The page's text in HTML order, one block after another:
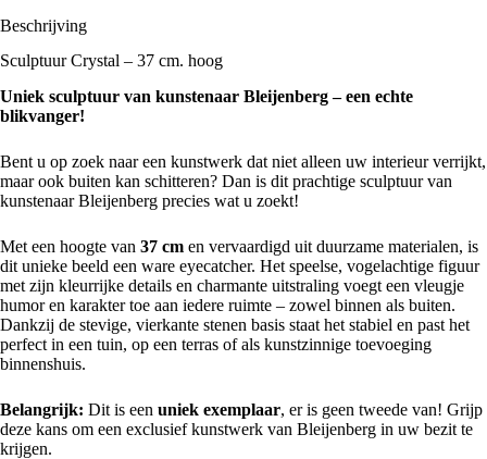
Beschrijving
Sculptuur Crystal – 37 cm. hoog
Uniek sculptuur van kunstenaar Bleijenberg – een echte
blikvanger!
Bent u op zoek naar een kunstwerk dat niet alleen uw interieur verrijkt,
maar ook buiten kan schitteren? Dan is dit prachtige sculptuur van
kunstenaar Bleijenberg precies wat u zoekt!
Met een hoogte van 37 cm en vervaardigd uit duurzame materialen, is
dit unieke beeld een ware eyecatcher. Het speelse, vogelachtige figuur
met zijn kleurrijke details en charmante uitstraling voegt een vleugje
humor en karakter toe aan iedere ruimte – zowel binnen als buiten.
Dankzij de stevige, vierkante stenen basis staat het stabiel en past het
perfect in een tuin, op een terras of als kunstzinnige toevoeging
binnenshuis.
Belangrijk: Dit is een uniek exemplaar, er is geen tweede van! Grijp
deze kans om een exclusief kunstwerk van Bleijenberg in uw bezit te
krijgen.